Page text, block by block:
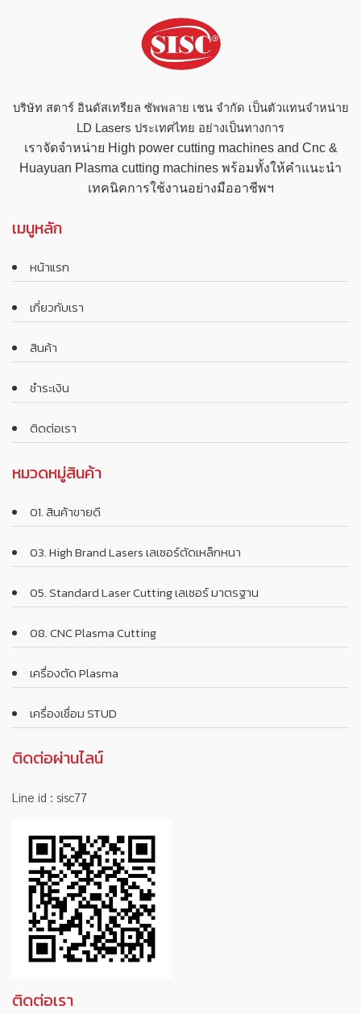
บริษัท สตาร์ อินดัสเทรียล ซัพพลาย เชน จำกัด เป็นตัวแทนจำหน่าย
LD Lasers ประเทศไทย อย่างเป็นทางการ
เราจัดจำหน่าย High power cutting machines and Cnc &
Huayuan Plasma cutting machines พร้อมทั้งให้คำแนะนำ
เทคนิคการใช้งานอย่างมืออาชีพฯ
เมนูหลัก
หน้าแรก
เกี่ยวกับเรา
สินค้า
ชำระเงิน
ติดต่อเรา
หมวดหมู่สินค้า
01. สินค้าขายดี
03. High Brand Lasers เลเซอร์ตัดเหล็กหนา
05. Standard Laser Cutting เลเซอร์ มาตรฐาน
08. CNC Plasma Cutting
เครื่องตัด Plasma
เครื่องเชื่อม STUD
ติดต่อผ่านไลน์
Line id : sisc77
ติดต่อเรา